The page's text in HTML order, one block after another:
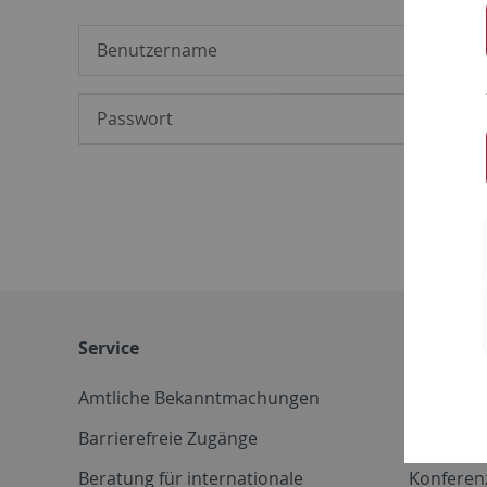
Service
Amtliche Bekanntmachungen
Barrierefreie Zugänge
Beratung für internationale